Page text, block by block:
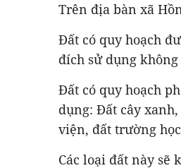
Trên địa bàn xã
Đất có quy hoạch
đích sử dụng
Đất có quy hoạch
dụng: Đất cây
viện, đất trường
Các loại đất này sẽ